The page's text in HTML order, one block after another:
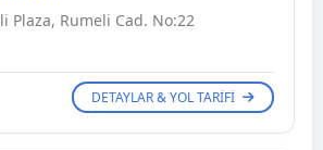
Plaza, Rumeli Cad. No:22
DETAYLAR & YOL TARIFI